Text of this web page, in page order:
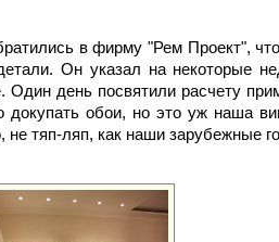
в фирму "Рем Проект",
Он указал на некоторые
день посвятили расчету
обои, но это уж наша
тяп-ляп, как наши зарубежные